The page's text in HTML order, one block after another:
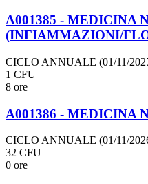
A001385 - MEDICINA
(INFIAMMAZIONI/
CICLO ANNUALE (01/11/
1 CFU
8 ore
A001386 - MEDICINA
CICLO ANNUALE (01/11/
32 CFU
0 ore